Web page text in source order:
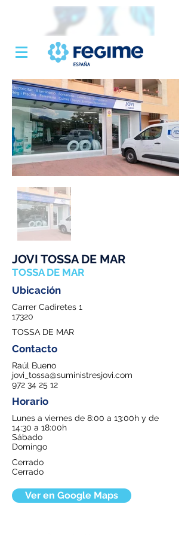
JOVI TOSSA DE MAR
TOSSA DE MAR
Ubicación
Carrer Cadiretes 1
17320
TOSSA DE MAR
Contacto
Raúl Bueno
jovi_tossa@suministresjovi.com
972 34 25 12
Horario
Lunes a viernes de 8:00 a 13:00h y de
14:30 a 18:00h
Sábado
Domingo
Cerrado
Cerrado
Ver en Google Maps